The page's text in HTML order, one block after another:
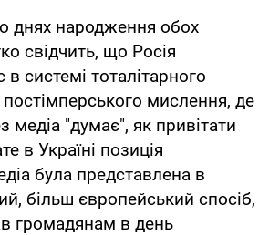
днях народження обох
свідчить, що Росія
системі тоталітарного
мислення, де
медіа "думає", як привітати
в Україні позиція
була представлена в
більш європейський спосіб,
громадянам в день